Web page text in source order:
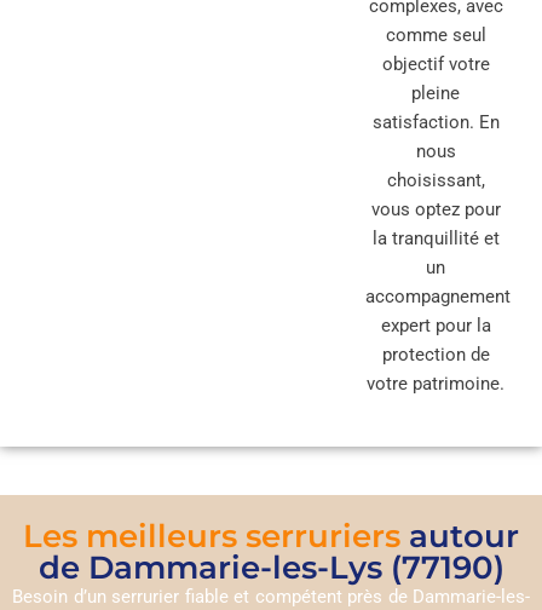
complexes, avec
comme seul
objectif votre
pleine
satisfaction. En
nous
choisissant,
vous optez pour
la tranquillité et
un
accompagnement
expert pour la
protection de
votre patrimoine.
Les meilleurs serruriers autour
de Dammarie-les-Lys (77190)
Besoin d’un serrurier fiable et compétent près de Dammarie-les-